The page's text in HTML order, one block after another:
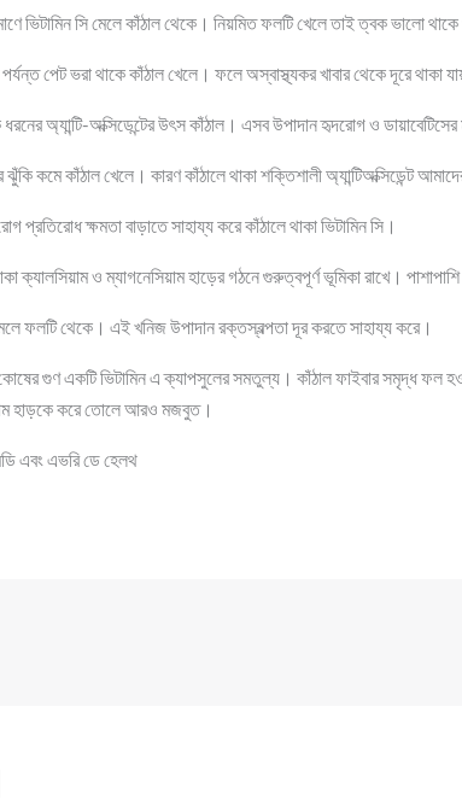
ভিটামিন সি মেলে কাঁঠাল থেকে। নিয়মিত ফলটি খেলে তাই ত্বক ভালো
পেট ভরা থাকে কাঁঠাল খেলে। ফলে অস্বাস্থ্যকর খাবার থেকে দূরে থাকা
অ্যান্টি-অক্সিডেন্টের উৎস কাঁঠাল। এসব উপাদান হৃদরোগ ও
কমে কাঁঠাল খেলে। কারণ কাঁঠালে থাকা শক্তিশালী অ্যান্টিঅক্সিডেন্ট
প্রতিরোধ ক্ষমতা বাড়াতে সাহায্য করে কাঁঠালে থাকা ভিটামিন সি।
ক্যালসিয়াম ও ম্যাগনেসিয়াম হাড়ের গঠনে গুরুত্বপূর্ণ ভূমিকা রাখে।
ফলটি থেকে। এই খনিজ উপাদান রক্তস্বল্পতা দূর করতে সাহায্য করে।
কোষের গুণ একটি ভিটামিন এ ক্যাপসুলের সমতুল্য। কাঁঠাল ফাইবার সমৃদ্ধ ফল
হাড়কে করে তোলে আরও মজবুত।
এবং এভরি ডে হেলথ